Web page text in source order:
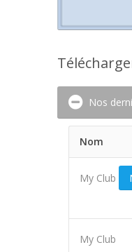
Nos
Nom
My Club
My Club